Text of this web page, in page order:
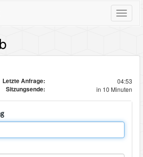
Toggle
Letzte Anfrage: 04:53
Sitzungsende: in 10 Minuten